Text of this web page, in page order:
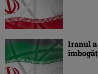
Iranul